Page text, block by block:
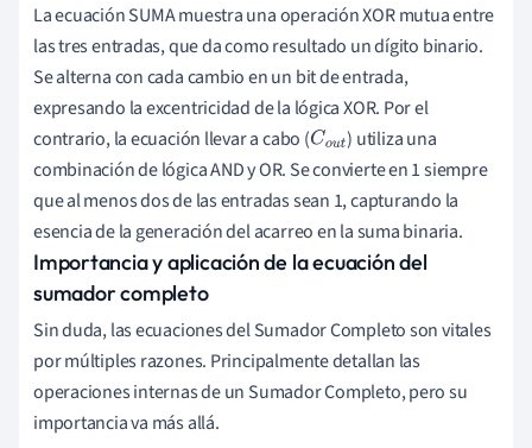
La ecuación SUMA muestra una operación XOR mutua entre
las tres entradas, que da como resultado un dígito binario.
Se alterna con cada cambio en un bit de entrada,
expresando la excentricidad de la lógica XOR. Por el
contrario, la ecuación llevar a cabo (Cout) utiliza una
combinación de lógica AND y OR. Se convierte en 1 siempre
que al menos dos de las entradas sean 1, capturando la
esencia de la generación del acarreo en la suma binaria.
Importancia y aplicación de la ecuación del
sumador completo
Sin duda, las ecuaciones del Sumador Completo son vitales
por múltiples razones. Principalmente detallan las
operaciones internas de un Sumador Completo, pero su
importancia va más allá.